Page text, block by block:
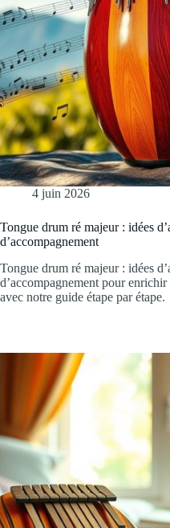
4 juin 2026
Tongue drum ré majeur : idées
d’accompagnement
Tongue drum ré majeur : idées
d’accompagnement pour
avec notre guide étape par étape.